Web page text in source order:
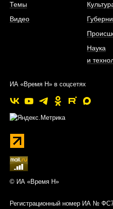
Темы
Видео
Наука
и
ИА «Время Н» в соцсетях
© ИА «Время Н»
Регистрационный номер ИА №